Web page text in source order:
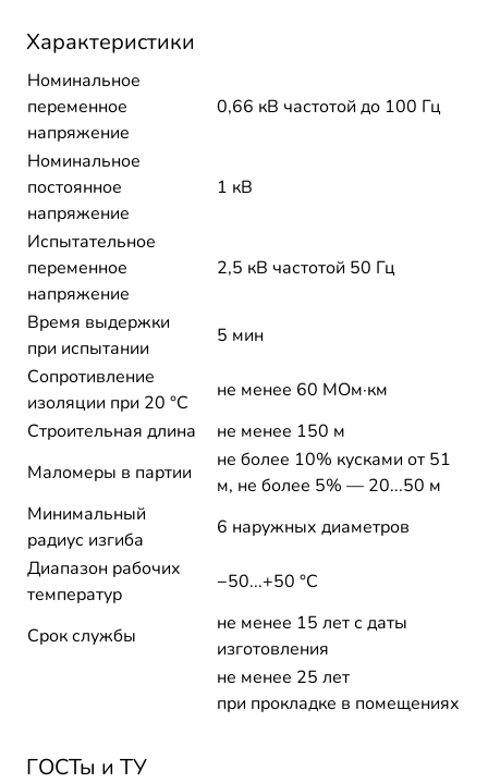
Характеристики
Номинальное
переменное
напряжение
0,66 кВ частотой до 100 Гц
Номинальное
постоянное
напряжение
1 кВ
Испытательное
переменное
напряжение
2,5 кВ частотой 50 Гц
Время выдержки
при испытании
5 мин
Сопротивление
изоляции при 20 °С
не менее 60 МОм·км
Строительная длина
не менее 150 м
Маломеры в партии
не более 10% кусками от 51
м, не более 5% — 20...50 м
Минимальный
радиус изгиба
6 наружных диаметров
Диапазон рабочих
температур
−50...+50 °C
Срок службы
не менее 15 лет с даты
изготовления
не менее 25 лет
при прокладке в помещениях
ГОСТы и ТУ